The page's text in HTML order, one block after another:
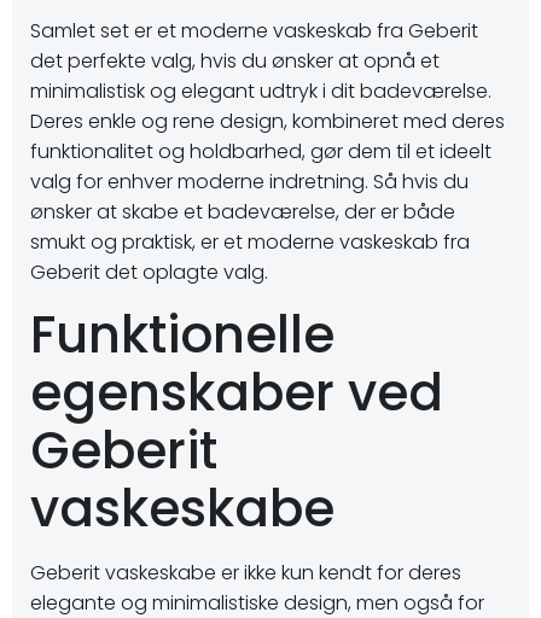
Samlet set er et moderne vaskeskab fra Geberit
det perfekte valg, hvis du ønsker at opnå et
minimalistisk og elegant udtryk i dit badeværelse.
Deres enkle og rene design, kombineret med deres
funktionalitet og holdbarhed, gør dem til et ideelt
valg for enhver moderne indretning. Så hvis du
ønsker at skabe et badeværelse, der er både
smukt og praktisk, er et moderne vaskeskab fra
Geberit det oplagte valg.
Funktionelle
egenskaber ved
Geberit
vaskeskabe
Geberit vaskeskabe er ikke kun kendt for deres
elegante og minimalistiske design, men også for